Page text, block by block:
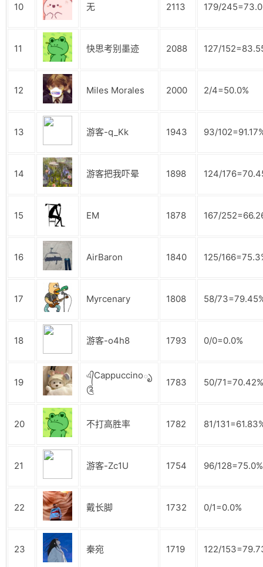
10 无 2113 179/
11 快思考别墨迹 2088 127/
12 Miles Morales 2000 2/4=50.0%
13 游客-q_Kk 1943 93/
14 游客把我吓晕 1898 124/
15 EM 1878 167/
16 AirBaron 1840 125/
17 Myrcenary 1808 58/
18 游客-o4h8 1793 0/0=0.0%
19
এ᭄Cappuccinoృ
༊
1783 50/71=70.42%
20 不打高胜率 1782 81/
21 游客-Zc1U 1754 96/128=75.0%
22 戴长脚 1732 0/1=0.0%
23 秦宛 1719 122/